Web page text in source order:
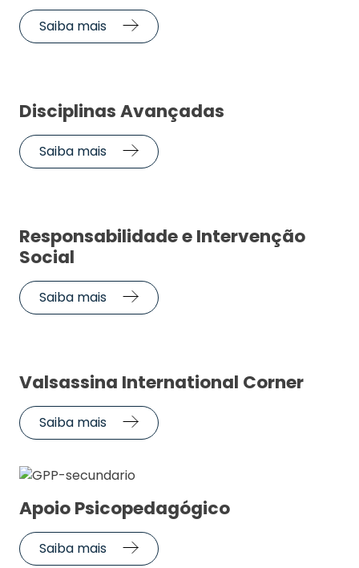
Saiba mais
Disciplinas Avançadas
Saiba mais
Responsabilidade e Intervenção
Social
Saiba mais
Valsassina International Corner
Saiba mais
Apoio Psicopedagógico
Saiba mais